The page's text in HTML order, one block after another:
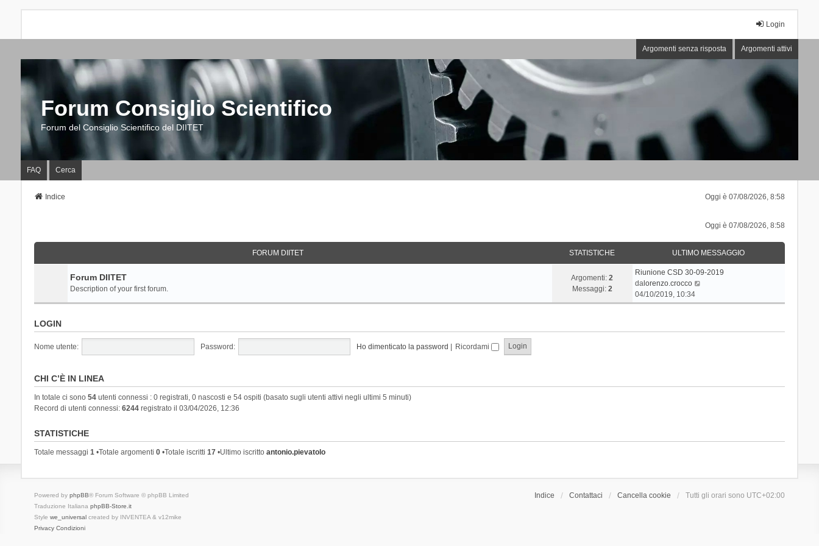
Login
Argomenti senza risposta Argomenti attivi
Forum Consiglio Scientifico
Forum del Consiglio Scientifico del DIITET
FAQ Cerca
Oggi è 07/08/2026, 8:58
Indice
Oggi è 07/08/2026, 8:58
FORUM DIITET STATISTICHE ULTIMO MESSAGGIO
Forum DIITET
Description of your first forum.
Argomenti:2
Messaggi: 2
Riunione CSD 30-09-2019
dalorenzo.crocco
d
o
04/10/2019, 10:34
LOGIN
Nome utente: Password: Ho dimenticato la password | Ricordami
CHI C’È IN LINEA
In totale ci sono 54utenti connessi : 0 registrati, 0 nascosti e 54 ospiti (basato sugli utenti attivi negli ultimi 5 minuti)
Record di utenti connessi: 6244registrato il 03/04/2026, 12:36
STATISTICHE
Totale messaggi 1•Totale argomenti 0•Totale iscritti 17•Ultimo iscritto antonio.pievatolo
Indice Contattaci Cancella cookie Tutti gli orari sono UTC+02:00
Powered by phpBB® Forum Software © phpBB Limited
Traduzione Italiana phpBB-Store.it
Style we_universalcreated by INVENTEA & v12mike
Privacy Condizioni